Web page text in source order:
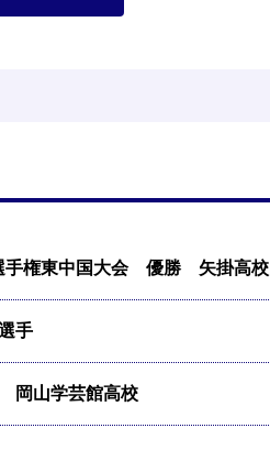
手権東中国大会 優勝 矢掛高校
手
岡山学芸館高校